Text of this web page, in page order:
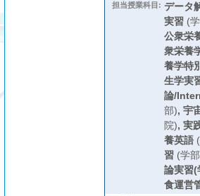
担当授業科目: データ
実習(学
公衆栄
衆栄養
養学特
生学実
論/
部), 宇
院), 実
養英語(
習(学
論実習(
食運営